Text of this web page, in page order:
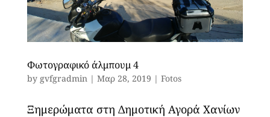
Φωτογραφικό άλμπουμ 4
by gvfgradmin | Μαρ 28, 2019 | Fotos
Ξημερώματα στη Δημοτική Αγορά Χανίων